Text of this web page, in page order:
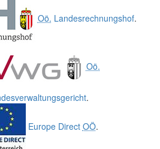
Oö. Landesrechnungshof.
Oö.
.
Europe Direct OÖ.